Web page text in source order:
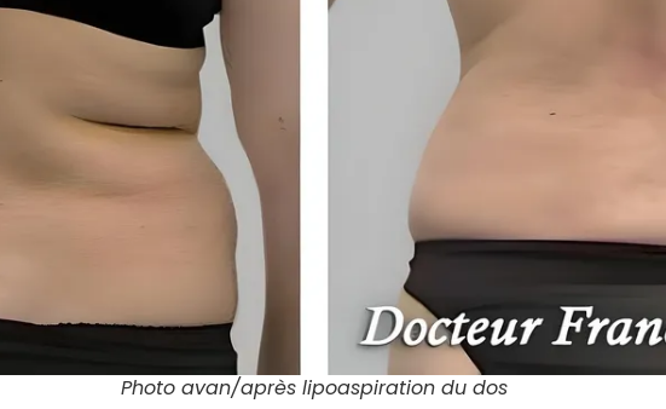
Photo avan/après lipoaspiration du dos